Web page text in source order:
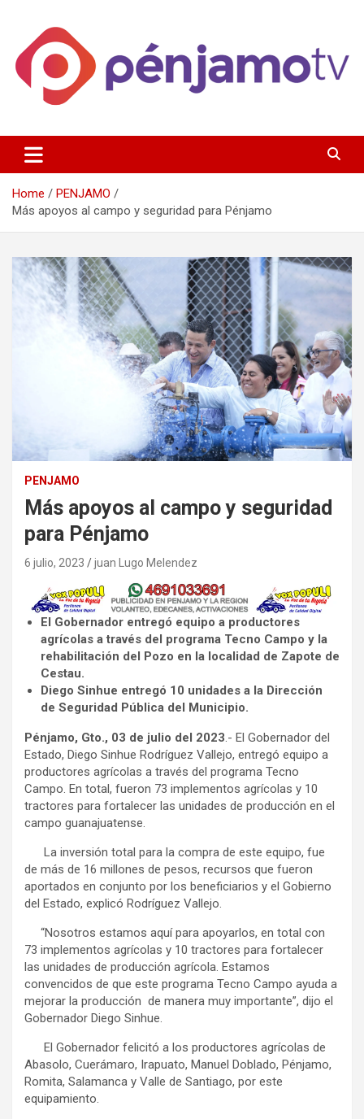
content
Penjamotv
Gto y la region.
Home
PENJAMO
Más apoyos al campo y seguridad para Pénjamo
PENJAMO
Más apoyos al campo y seguridad
para Pénjamo
6 julio, 2023 juan Lugo Melendez
El Gobernador entregó equipo a productores
agrícolas a través del programa Tecno Campo y la
rehabilitación del Pozo en la localidad de Zapote de
Cestau.
Diego Sinhue entregó 10 unidades a la Dirección
de Seguridad Pública del Municipio.
Pénjamo, Gto., 03 de julio del 2023.- El Gobernador del
Estado, Diego Sinhue Rodríguez Vallejo, entregó equipo a
productores agrícolas a través del programa Tecno
Campo. En total, fueron 73 implementos agrícolas y 10
tractores para fortalecer las unidades de producción en el
campo guanajuatense.
La inversión total para la compra de este equipo, fue
de más de 16 millones de pesos, recursos que fueron
aportados en conjunto por los beneficiarios y el Gobierno
del Estado, explicó Rodríguez Vallejo.
“Nosotros estamos aquí para apoyarlos, en total con
73 implementos agrícolas y 10 tractores para fortalecer
las unidades de producción agrícola. Estamos
convencidos de que este programa Tecno Campo ayuda a
mejorar la producción de manera muy importante”, dijo el
Gobernador Diego Sinhue.
El Gobernador felicitó a los productores agrícolas de
Abasolo, Cuerámaro, Irapuato, Manuel Doblado, Pénjamo,
Romita, Salamanca y Valle de Santiago, por este
equipamiento.